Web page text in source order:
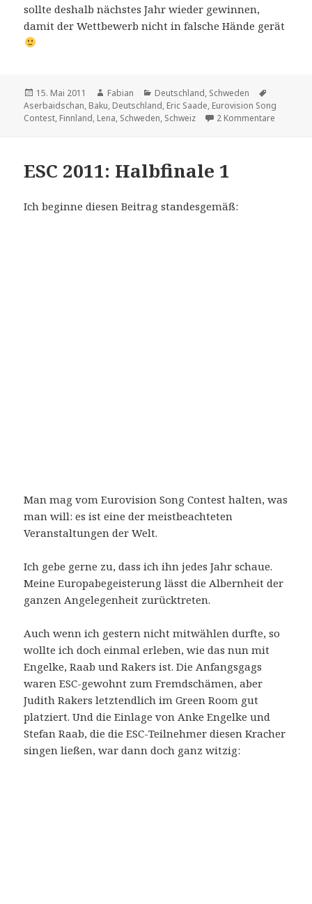
sollte deshalb nächstes Jahr wieder gewinnen,
damit der Wettbewerb nicht in falsche Hände gerät
Veröffentlicht
am
15. Mai 2011 Autor
Fabian Kategorien
Deutschland, Schweden
Aserbaidschan, Baku, Deutschland, Eric Saade, Eurovision Song
Contest, Finnland, Lena, Schweden, Schweiz 2 Kommentare
ESC 2011: Halbfinale 1
Ich beginne diesen Beitrag standesgemäß:
Man mag vom Eurovision Song Contest halten, was
man will: es ist eine der meistbeachteten
Veranstaltungen der Welt.
Ich gebe gerne zu, dass ich ihn jedes Jahr schaue.
Meine Europabegeisterung lässt die Albernheit der
ganzen Angelegenheit zurücktreten.
Auch wenn ich gestern nicht mitwählen durfte, so
wollte ich doch einmal erleben, wie das nun mit
Engelke, Raab und Rakers ist. Die Anfangsgags
waren ESC-gewohnt zum Fremdschämen, aber
Judith Rakers letztendlich im Green Room gut
platziert. Und die Einlage von Anke Engelke und
Stefan Raab, die die ESC-Teilnehmer diesen Kracher
singen ließen, war dann doch ganz witzig: